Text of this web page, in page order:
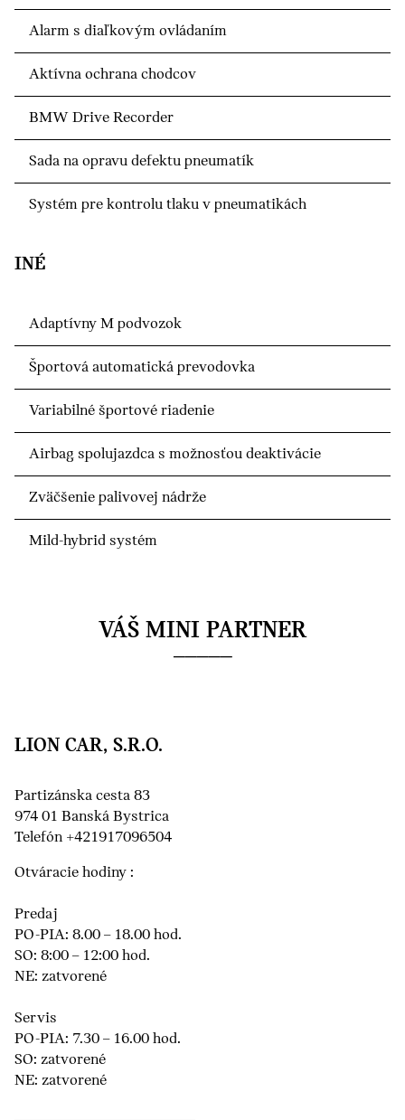
Alarm s diaľkovým ovládaním
Aktívna ochrana chodcov
BMW Drive Recorder
Sada na opravu defektu pneumatík
Systém pre kontrolu tlaku v pneumatikách
INÉ
Adaptívny M podvozok
Športová automatická prevodovka
Variabilné športové riadenie
Airbag spolujazdca s možnosťou deaktivácie
Zväčšenie palivovej nádrže
Mild-hybrid systém
VÁŠ MINI PARTNER
LION CAR, S.R.O.
Partizánska cesta 83
974 01 Banská Bystrica
Telefón +421917096504
Otváracie hodiny :
Predaj
PO-PIA: 8.00 – 18.00 hod.
SO: 8:00 – 12:00 hod.
NE: zatvorené
Servis
PO-PIA: 7.30 – 16.00 hod.
SO: zatvorené
NE: zatvorené